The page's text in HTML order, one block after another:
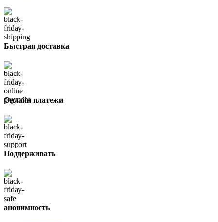
Быстрая доставка
Онлайн платежи
Поддерживать
анонимность